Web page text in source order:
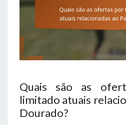
Quais são as
limitado atuais
Dourado?